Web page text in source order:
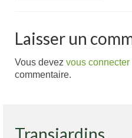
Laisser un
Vous devez vous connecter
commentaire.
Transjardins